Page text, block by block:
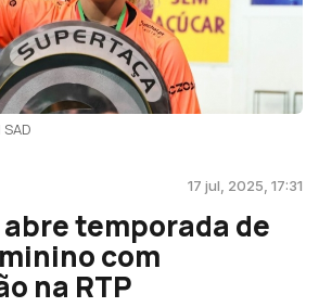
17 jul, 2025, 17:31
temporada de
com
na RTP